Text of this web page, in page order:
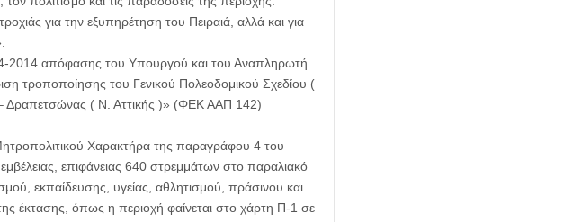
για την εξυπηρέτηση του Πειραιά, αλλά και για
2014 απόφασης του Υπουργού και του Αναπληρωτή
τροποποίησης του Γενικού Πολεοδομικού Σχεδίου (
– Δραπετσώνας ( Ν. Αττικής )» (ΦΕΚ ΑΑΠ 142)
Χαρακτήρα της παραγράφου 4 του
επιφάνειας 640 στρεμμάτων στο παραλιακό
εκπαίδευσης, υγείας, αθλητισμού, πράσινου και
έκτασης, όπως η περιοχή φαίνεται στο χάρτη Π-1 σε